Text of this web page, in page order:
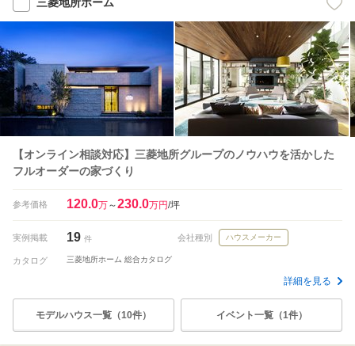
【オンライン相談対応】三菱地所グループのノウハウを活かした
フルオーダーの家づくり
参考価格 120.0万～230.0万円/坪
実例掲載 19 件 会社種別 ハウスメーカー
カタログ 三菱地所ホーム 総合カタログ
詳細を見る
モデルハウス一覧（10件） イベント一覧（1件）